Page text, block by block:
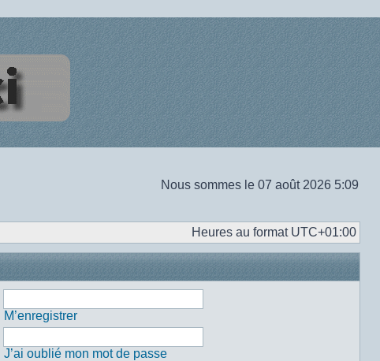
Nous sommes le 07 août 2026 5:09
Heures au format UTC+01:00
M’enregistrer
J’ai oublié mon mot de passe